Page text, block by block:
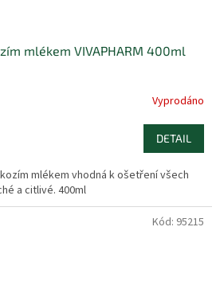
mlékem VIVAPHARM 400ml
Vyprodáno
DETAIL
mlékem vhodná k ošetření všech
a citlivé. 400ml
Kód: 95215